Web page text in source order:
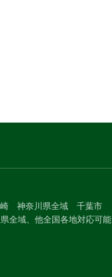
神奈川県全域 千葉市
域、他全国各地対応可能